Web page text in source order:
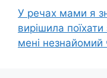
У речах мами я
вирішила
мені незнайомий